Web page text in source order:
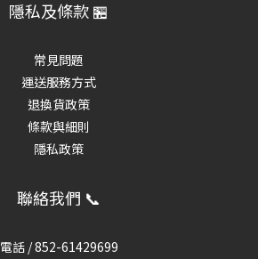
隱私及條款 🏪
常見問題
運送服務方式
退換貨政策
條款與細則
隱私政策
聯絡我們 📞
電話 /852-61429699